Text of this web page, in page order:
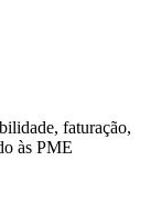
faturação,
às PME